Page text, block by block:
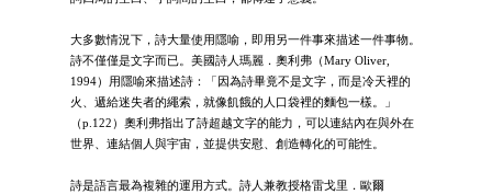
大多數情況下，詩大量使用隱喻，即用另一件事來描述一件事物。
詩不僅僅是文字而已。美國詩人瑪麗．奧利弗（Mary Oliver,
1994）用隱喻來描述詩：「因為詩畢竟不是文字，而是冷天裡的
火、遞給迷失者的繩索，就像飢餓的人口袋裡的麵包一樣。」
（p.122）奧利弗指出了詩超越文字的能力，可以連結內在與外在
世界、連結個人與宇宙，並提供安慰、創造轉化的可能性。
詩是語言最為複雜的運用方式。詩人兼教授格雷戈里．歐爾